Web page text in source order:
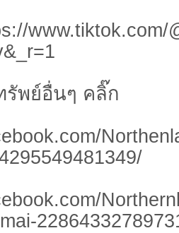
www.tiktok.com/
รัพย์อื่นๆ คลิ๊ก